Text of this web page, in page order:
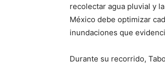
recolectar agua pluvial y
México debe optimizar
inundaciones que
Durante su recorrido,